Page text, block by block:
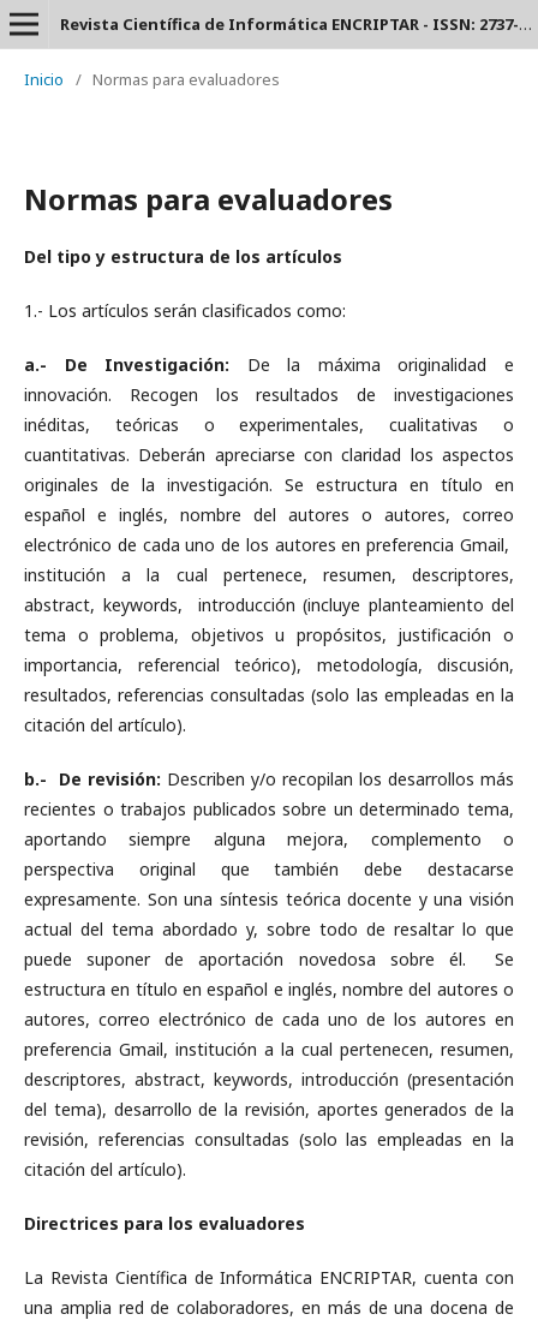
Revista Científica de Informática ENCRIPTAR - ISSN: 2737-6389.
Inicio / Normas para evaluadores
Normas para evaluadores
Del tipo y estructura de los artículos
1.- Los artículos serán clasificados como:
a.- De Investigación: De la máxima originalidad e
innovación. Recogen los resultados de investigaciones
inéditas, teóricas o experimentales, cualitativas o
cuantitativas. Deberán apreciarse con claridad los aspectos
originales de la investigación. Se estructura en título en
español e inglés, nombre del autores o autores, correo
electrónico de cada uno de los autores en preferencia Gmail,
institución a la cual pertenece, resumen, descriptores,
abstract, keywords, introducción (incluye planteamiento del
tema o problema, objetivos u propósitos, justificación o
importancia, referencial teórico), metodología, discusión,
resultados, referencias consultadas (solo las empleadas en la
citación del artículo).
b.- De revisión: Describen y/o recopilan los desarrollos más
recientes o trabajos publicados sobre un determinado tema,
aportando siempre alguna mejora, complemento o
perspectiva original que también debe destacarse
expresamente. Son una síntesis teórica docente y una visión
actual del tema abordado y, sobre todo de resaltar lo que
puede suponer de aportación novedosa sobre él. Se
estructura en título en español e inglés, nombre del autores o
autores, correo electrónico de cada uno de los autores en
preferencia Gmail, institución a la cual pertenecen, resumen,
descriptores, abstract, keywords, introducción (presentación
del tema), desarrollo de la revisión, aportes generados de la
revisión, referencias consultadas (solo las empleadas en la
citación del artículo).
Directrices para los evaluadores
La Revista Científica de Informática ENCRIPTAR, cuenta con
una amplia red de colaboradores, en más de una docena de